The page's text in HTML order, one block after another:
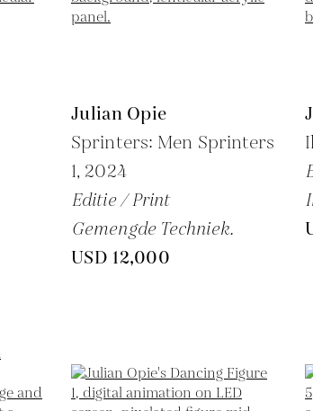
Julian Opie
Sprinters: Men Sprinters
1, 2024
Editie / Print
Gemengde Techniek.
USD 12,000